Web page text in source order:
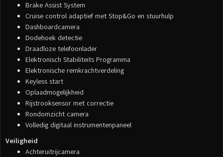
Brake Assist System
Cruise control adaptief met Stop&Go en stuurhulp
Dashboardcamera
Dodehoek detectie
Draadloze telefoonlader
Elektronisch Stabiliteits Programma
Elektronische remkrachtverdeling
Keyless start
Oplaadmogelijkheid
Rijstrooksensor met correctie
Rondomzicht camera
Volledig digitaal instrumentenpaneel
Veiligheid
Achteruitrijcamera